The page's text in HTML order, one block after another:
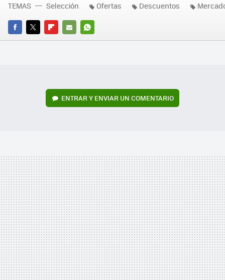
FACEBOOK
TWITTERFLIPBOARD
E-
WHATSAPP
TEMAS Selección Ofertas Descuentos
ENTRAR Y ENVIAR UN COMENTARIO